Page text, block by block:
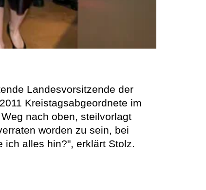
Landesvorsitzende der
Kreistagsabgeordnete im
nach oben, steilvorlagt
worden zu sein, bei
ich alles hin?", erklärt Stolz.